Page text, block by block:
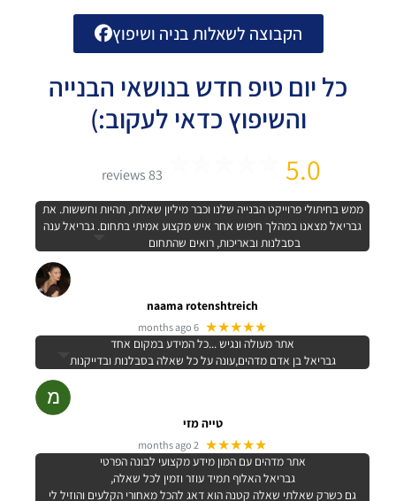
הקבוצה לשאלות בניה ושיפוץ
כל יום טיפ חדש בנושאי הבנייה
והשיפוץ כדאי לעקוב:)
5.0
83 reviews
ממש בחיתולי פרוייקט הבנייה שלנו וכבר מיליון שאלות, תהיות וחששות. את
גבריאל מצאנו במהלך חיפוש אחר איש מקצוע אמיתי בתחום. גבריאל ענה
בסבלנות ובאריכות, רואים שהתחום
naama rotenshtreich
★★★★★
6 months ago
אתר מעולה ונגיש ...כל המידע במקום אחד
גבריאל בן אדם מדהים,עונה על כל שאלה בסבלנות ובדייקנות
טייה מזי
★★★★★
2 months ago
אתר מדהים עם המון מידע מקצועי לבונה הפרטי
גבריאל האלוף תמיד עוזר וזמין לכל שאלה,
גם כשרק שאלתי שאלה קטנה הוא דאג להכל מאחורי הקלעים והוזיל לי